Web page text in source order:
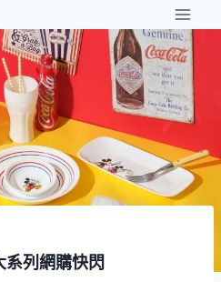
列網購快閃